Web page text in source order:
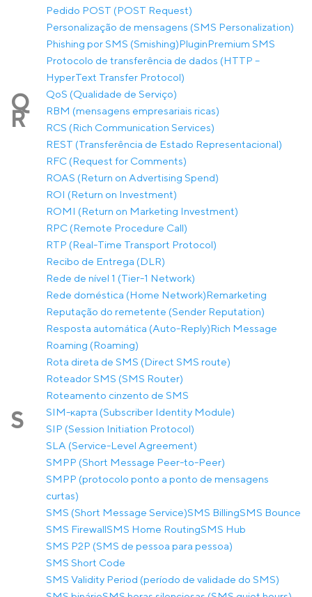
Pedido POST (POST Request)
Personalização de mensagens (SMS Personalization)
Phishing por SMS (Smishing)PluginPremium SMS
Protocolo de transferência de dados (HTTP –
HyperText Transfer Protocol)
Q QoS (Qualidade de Serviço)
R
RBM (mensagens empresariais ricas)
RCS (Rich Communication Services)
REST (Transferência de Estado Representacional)
RFC (Request for Comments)
ROAS (Return on Advertising Spend)
ROI (Return on Investment)
ROMI (Return on Marketing Investment)
RPC (Remote Procedure Call)
RTP (Real-Time Transport Protocol)
Recibo de Entrega (DLR)
Rede de nível 1 (Tier-1 Network)
Rede doméstica (Home Network)Remarketing
Reputação do remetente (Sender Reputation)
Resposta automática (Auto-Reply)Rich Message
Roaming (Roaming)
Rota direta de SMS (Direct SMS route)
Roteador SMS (SMS Router)
Roteamento cinzento de SMS
S
SIM-карта (Subscriber Identity Module)
SIP (Session Initiation Protocol)
SLA (Service-Level Agreement)
SMPP (Short Message Peer-to-Peer)
SMPP (protocolo ponto a ponto de mensagens
curtas)
SMS (Short Message Service)SMS BillingSMS Bounce
SMS FirewallSMS Home RoutingSMS Hub
SMS P2P (SMS de pessoa para pessoa)
SMS Short Code
SMS Validity Period (período de validade do SMS)